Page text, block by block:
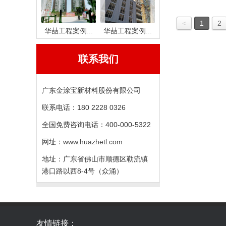
华喆工程案例... 华喆工程案例...
联系我们
广东金涂宝新材料股份有限公司
联系电话：180 2228 0326
全国免费咨询电话：400-000-5322
网址： www.huazhetl.com
地址：广东省佛山市顺德区勒流镇
港口路以西8-4号（众涌）
< 1 2
友情链接：